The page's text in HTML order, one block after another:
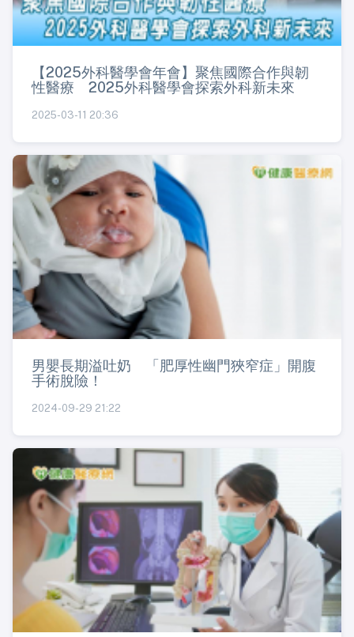
【2025外科醫學會年會】聚焦國際合作與韌
性醫療 2025外科醫學會探索外科新未來
2025-03-11 20:36
男嬰長期溢吐奶 「肥厚性幽門狹窄症」開腹
手術脫險！
2024-09-29 21:22